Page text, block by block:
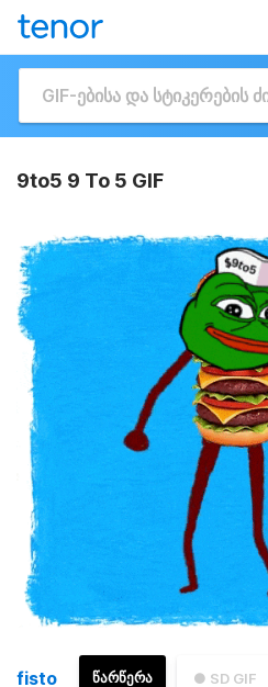
9to5 9 To 5 GIF
● SD GIF
ᲬᲐᲠᲬᲔᲠᲐ
fisto